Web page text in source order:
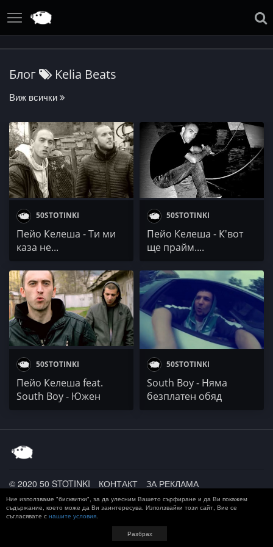
Блог Kelia Beats
Виж всички
50STOTINKI
Пейо Келеша - Ти ми
каза не...
50STOTINKI
Пейо Келеша - К'вот
ще прайм....
50STOTINKI
Пейо Келеша feat.
South Boy - Южен
50STOTINKI
South Boy - Няма
безплатен обяд
© 2020 50 STOTINKI КОНТАКТ
ЗА РЕКЛАМА
ДОСТАВКА, ЗАПЛАЩАНЕ И ВРЪЩАНЕ
ПОВЕРИТЕЛНОСТ
TERMS AND CONDITIONS
Ние използваме "бисквитки", за да улесним Вашето сърфиране и да Ви покажем
съдържание, което може да Ви заинтересува. Използвайки този сайт, Вие се
съгласявате с нашите условия.
Разбрах